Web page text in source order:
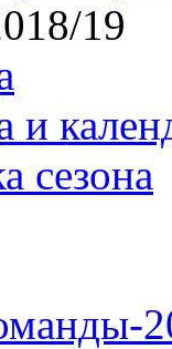
19
и
сезона